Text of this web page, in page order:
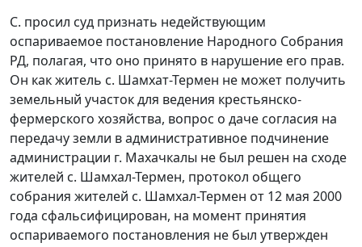
С. просил суд признать недействующим
оспариваемое постановление Народного Собрания
РД, полагая, что оно принято в нарушение его прав.
Он как житель с. Шамхат-Термен не может получить
земельный участок для ведения крестьянско-
фермерского хозяйства, вопрос о даче согласия на
передачу земли в административное подчинение
администрации г. Махачкалы не был решен на сходе
жителей с. Шамхал-Термен, протокол общего
собрания жителей с. Шамхал-Термен от 12 мая 2000
года сфальсифицирован, на момент принятия
оспариваемого постановления не был утвержден